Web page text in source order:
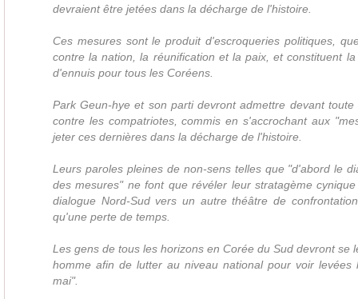
devraient être jetées dans la décharge de l'histoire.
Ces mesures sont le produit d'escroqueries politiques,
contre la nation, la réunification et la paix, et constituent
d'ennuis pour tous les Coréens.
Park Geun-hye et son parti devront admettre devant
contre les compatriotes, commis en s'accrochant aux
jeter ces dernières dans la décharge de l'histoire.
Leurs paroles pleines de non-sens telles que "d'abord le
des mesures" ne font que révéler leur stratagème
dialogue Nord-Sud vers un autre théâtre de
qu'une perte de temps.
Les gens de tous les horizons en Corée du Sud devront se
homme afin de lutter au niveau national pour voir levées
mai".